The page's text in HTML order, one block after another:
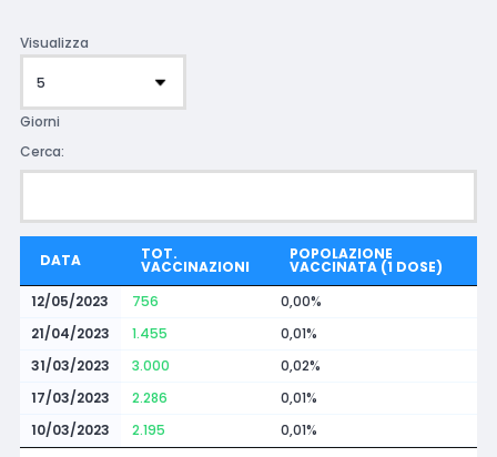
Visualizza
Giorni
Cerca:
DATA TOT.
VACCINAZIONI
POPOLAZIONE
VACCINATA (1 DOSE)
12/05/2023
756
0,00%
21/04/2023
1.455
0,01%
31/03/2023
3.000
0,02%
17/03/2023
2.286
0,01%
10/03/2023
2.195
0,01%